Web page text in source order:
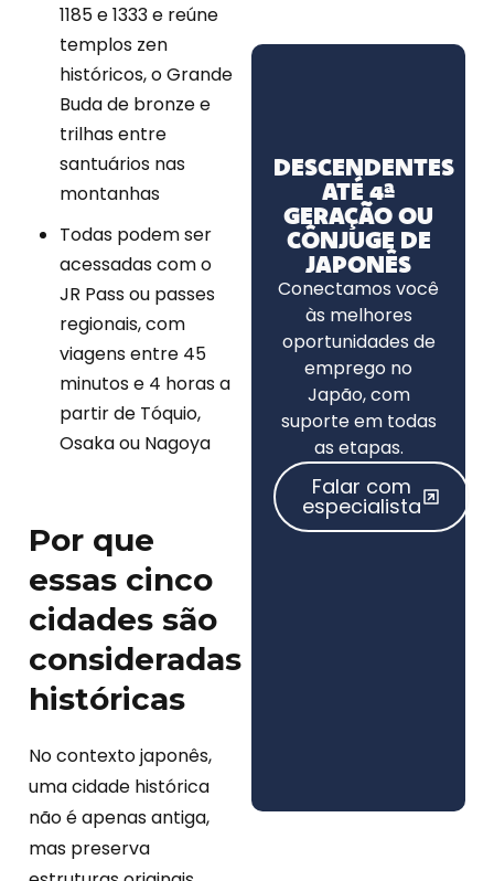
1185 e 1333 e reúne
templos zen
históricos, o Grande
Buda de bronze e
trilhas entre
santuários nas
montanhas
Todas podem ser
acessadas com o
JR Pass ou passes
regionais, com
viagens entre 45
minutos e 4 horas a
partir de Tóquio,
Osaka ou Nagoya
Por que
essas cinco
cidades são
consideradas
históricas
No contexto japonês,
uma cidade histórica
não é apenas antiga,
mas preserva
DESCENDENTES
ATÉ 4ª
GERAÇÃO OU
CÔNJUGE DE
JAPONÊS
Conectamos você
às melhores
oportunidades de
emprego no
Japão, com
suporte em todas
as etapas.
Falar com
especialista